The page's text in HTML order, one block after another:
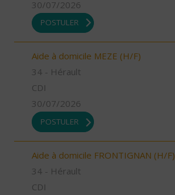
30/07/2026
POSTULER
Aide à domicile MEZE (H/F)
34 - Hérault
CDI
30/07/2026
POSTULER
Aide à domicile FRONTIGNAN (H/F)
34 - Hérault
CDI